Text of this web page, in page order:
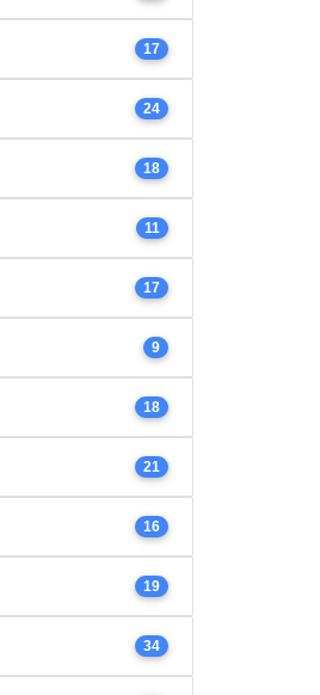
17
24
18
11
17
9
18
21
16
19
34